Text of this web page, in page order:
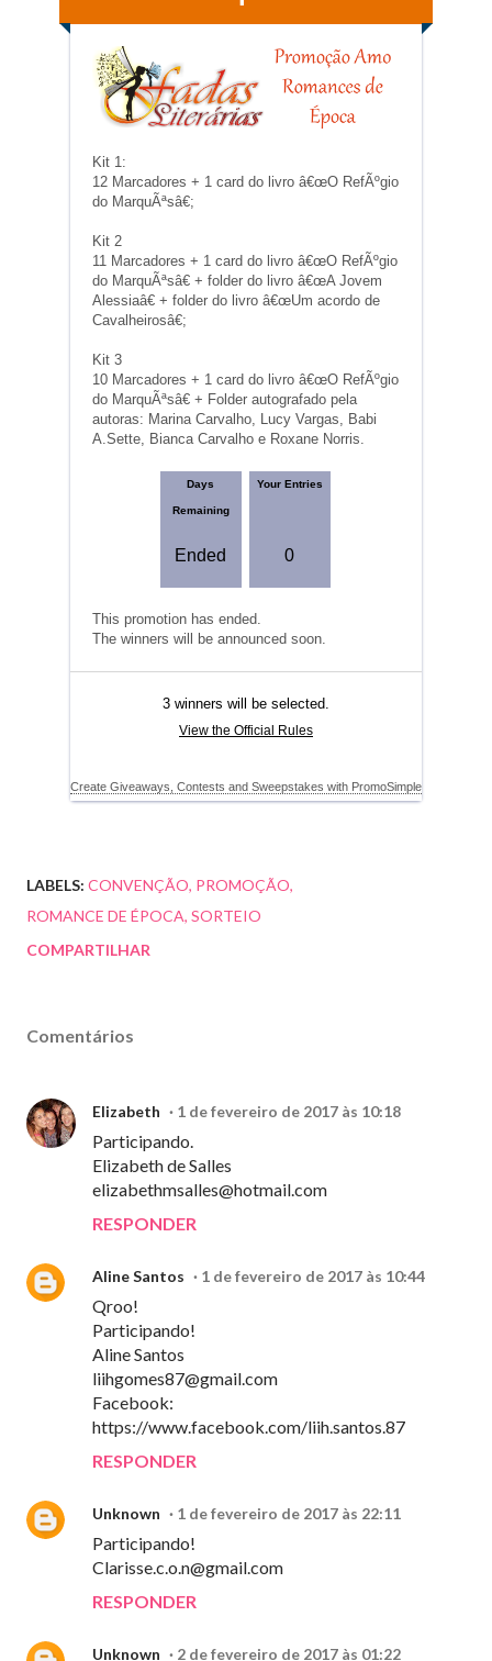
LABELS: CONVENÇÃO PROMOÇÃO
ROMANCE DE ÉPOCA SORTEIO
COMPARTILHAR
Comentários
Elizabeth 1 de fevereiro de 2017 às 10:18
Participando.
Elizabeth de Salles
elizabethmsalles@hotmail.com
RESPONDER
Aline Santos 1 de fevereiro de 2017 às 10:44
Qroo!
Participando!
Aline Santos
liihgomes87@gmail.com
Facebook:
https://www.facebook.com/liih.santos.87
RESPONDER
Unknown 1 de fevereiro de 2017 às 22:11
Participando!
Clarisse.c.o.n@gmail.com
RESPONDER
Unknown 2 de fevereiro de 2017 às 01:22